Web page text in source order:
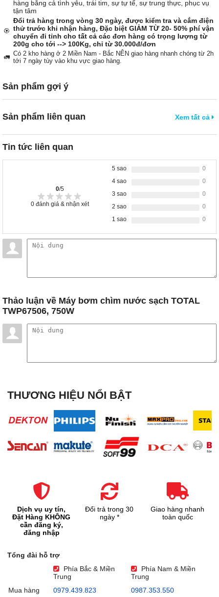
hàng bằng cả tình yêu, trái tim, sự tự tế, sự trung thực, phục vụ
tận tâm
🏵️
Đổi trả hàng trong vòng 30 ngày, được kiểm tra và cắm điện
thử trước khi nhận hàng, Đặc biệt GIẢM TỪ 20- 50% phí vận
chuyển đi tỉnh cho tất cả các đơn hàng có trọng lượng từ
200g cho tới --> 100Kg, chỉ từ 30.000đ/đơn
🚛 Có 2 kho hàng ở 2 Miền Nam - Bắc NÊN giao hàng nhanh chóng từ 2h
tới 7 ngày tùy vào khu vực giao hàng.
Sản phẩm gợi ý
Sản phẩm liên quan Xem tất cả
Tin tức liên quan
0/5
0 đánh giá & nhận xét
5 sao
0
4 sao
0
3 sao
0
2 sao
0
1 sao
0
Thảo luận về Máy bơm chìm nước sạch TOTAL
TWP67506, 750W
THƯƠNG HIỆU NỔI BẬT
Dịch vụ uy tín,
Đặt Hàng KHÔNG
cần đăng ký,
đăng nhập
Đổi trả trong 30
ngày *
Giao hàng nhanh
toàn quốc
Tổng đài hỗ trợ
Phía Bắc & Miền
Trung
Phía Nam & Miền
Trung
Mua hàng
0979.439.823
0987.353.550